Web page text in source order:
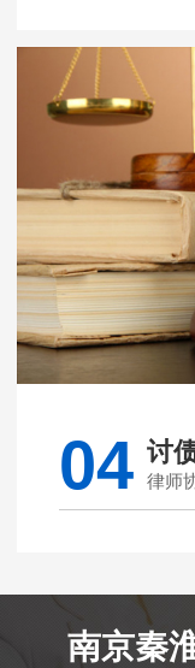
04 讨
律师
南京秦